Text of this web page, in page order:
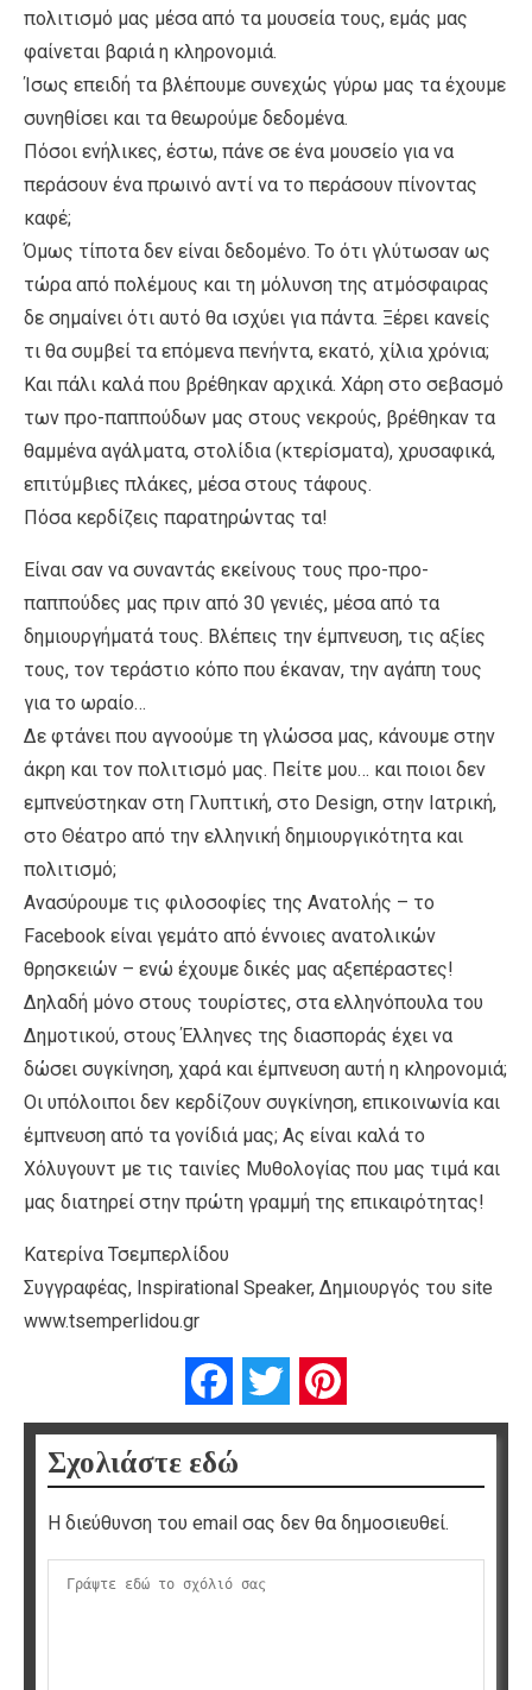
πολιτισμό μας μέσα από τα μουσεία τους, εμάς μας
φαίνεται βαριά η κληρονομιά.
Ίσως επειδή τα βλέπουμε συνεχώς γύρω μας τα έχουμε
συνηθίσει και τα θεωρούμε δεδομένα.
Πόσοι ενήλικες, έστω, πάνε σε ένα μουσείο για να
περάσουν ένα πρωινό αντί να το περάσουν πίνοντας
καφέ;
Όμως τίποτα δεν είναι δεδομένο. Το ότι γλύτωσαν ως
τώρα από πολέμους και τη μόλυνση της ατμόσφαιρας
δε σημαίνει ότι αυτό θα ισχύει για πάντα. Ξέρει κανείς
τι θα συμβεί τα επόμενα πενήντα, εκατό, χίλια χρόνια;
Και πάλι καλά που βρέθηκαν αρχικά. Χάρη στο σεβασμό
των προ-παππούδων μας στους νεκρούς, βρέθηκαν τα
θαμμένα αγάλματα, στολίδια (κτερίσματα), χρυσαφικά,
επιτύμβιες πλάκες, μέσα στους τάφους.
Πόσα κερδίζεις παρατηρώντας τα!
Είναι σαν να συναντάς εκείνους τους προ-προ-
παππούδες μας πριν από 30 γενιές, μέσα από τα
δημιουργήματά τους. Βλέπεις την έμπνευση, τις αξίες
τους, τον τεράστιο κόπο που έκαναν, την αγάπη τους
για το ωραίο…
Δε φτάνει που αγνοούμε τη γλώσσα μας, κάνουμε στην
άκρη και τον πολιτισμό μας. Πείτε μου… και ποιοι δεν
εμπνεύστηκαν στη Γλυπτική, στο Design, στην Ιατρική,
στο Θέατρο από την ελληνική δημιουργικότητα και
πολιτισμό;
Ανασύρουμε τις φιλοσοφίες της Ανατολής – το
Facebook είναι γεμάτο από έννοιες ανατολικών
θρησκειών – ενώ έχουμε δικές μας αξεπέραστες!
Δηλαδή μόνο στους τουρίστες, στα ελληνόπουλα του
Δημοτικού, στους Έλληνες της διασποράς έχει να
δώσει συγκίνηση, χαρά και έμπνευση αυτή η κληρονομιά;
Οι υπόλοιποι δεν κερδίζουν συγκίνηση, επικοινωνία και
έμπνευση από τα γονίδιά μας; Ας είναι καλά το
Χόλυγουντ με τις ταινίες Μυθολογίας που μας τιμά και
μας διατηρεί στην πρώτη γραμμή της επικαιρότητας!
Κατερίνα Τσεμπερλίδου
Συγγραφέας, Inspirational Speaker, Δημιουργός του site
www.tsemperlidou.gr
FacebookTwitter
Σχολιάστε εδώ
Η διεύθυνση του email σας δεν θα δημοσιευθεί.